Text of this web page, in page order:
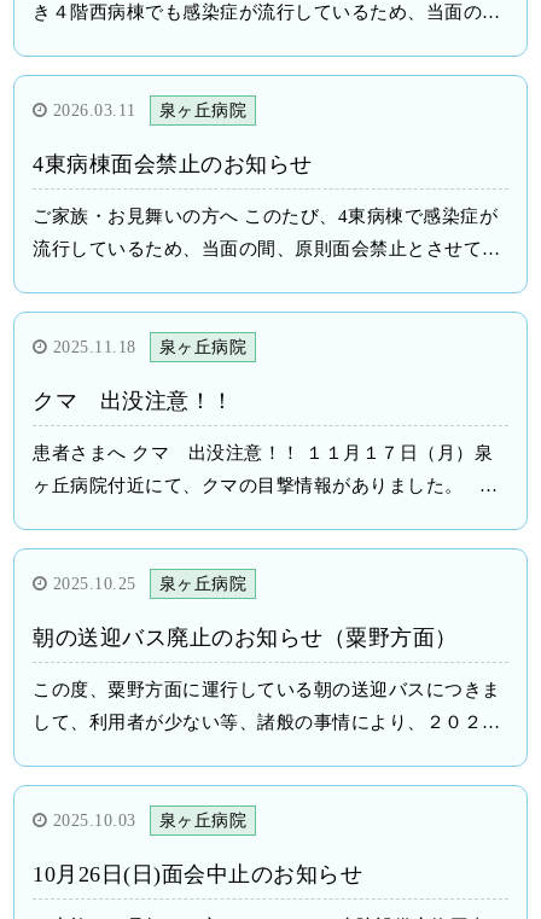
き４階西病棟でも感染症が流行しているため、当面の
除になりましたら、ホームページ上でお知らせいたしま
す。 ご理解、ご協力の程お願い申し上げます。 令和８
2026.03.11 泉ヶ丘病院
4東病棟面会禁止のお知らせ
ご家族・お見舞いの方へ このたび、4東病棟で感染症が
流行しているため、当面の間、原則面会禁止とさせてい
ージ上でお知らせいたします。 ご理解、ご協力の程お願
い申し上げます。 令和８年３月１１日 医療法人 保仁
2025.11.18 泉ヶ丘病院
クマ 出没注意！！
患者さまへ クマ 出没注意！！ １１月１７日（月）泉
ヶ丘病院付近にて、クマの目撃情報がありました。 福
ら、刺激しないように、あわてず静かに立ち去りましょ
う。 身の危険を感じたら、警察（１１０番）に連絡
泉ヶ丘病院 病院長
2025.10.25 泉ヶ丘病院
朝の送迎バス廃止のお知らせ（粟野方面）
この度、粟野方面に運行している朝の送迎バスにつきま
して、利用者が少ない等、諸般の事情により、２０２５
た。 何卒、ご理解賜りますようお願い申し上げます。
患者様におかれましては、送迎希望がございましたらで
週間前までにお申し付けくださいますようお願い申し上
2025.10.03 泉ヶ丘病院
10月26日(日)面会中止のお知らせ